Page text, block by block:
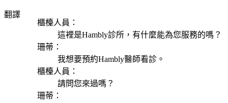
翻譯
櫃檯人員：
這裡是Hambly診所，有什麼能為您服務的嗎？
珊蒂：
我想要預約Hambly醫師看診。
櫃檯人員：
請問您來過嗎？
珊蒂：